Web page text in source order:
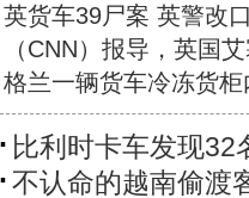
英货车39尸案 英警
（CNN）报导，英国
格兰一辆货车冷冻货
比利时卡车发现32
不认命的越南偷渡